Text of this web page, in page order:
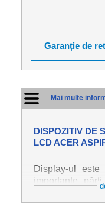
Garanție de
Mai multe
DISPOZITIV DE
LCD ACER
Display-ul
importante
încât ne
schimb de